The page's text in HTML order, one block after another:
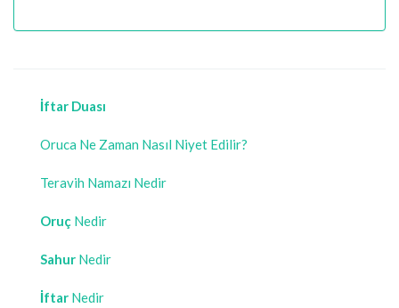
İftar Duası
Oruca Ne Zaman Nasıl Niyet Edilir?
Teravih Namazı Nedir
Oruç Nedir
Sahur Nedir
İftar Nedir